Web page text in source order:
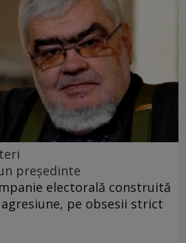
președinte
electorală construită
pe obsesii strict